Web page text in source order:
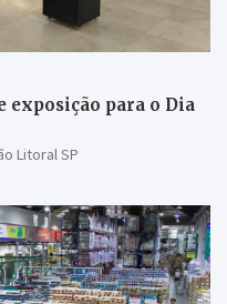
para o Dia
Litoral SP